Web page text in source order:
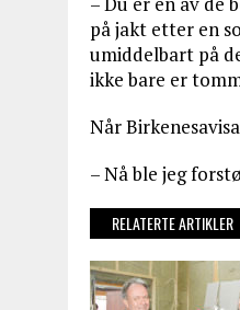
på jakt etter en
umiddelbart på
ikke bare er
Når
– Nå ble jeg
RELATERTE ARTIKLER